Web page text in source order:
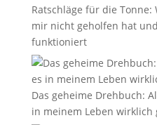
Ratschläge für die
mir nicht geholfen hat
funktioniert
Das geheime Drehbuch:
in meinem Leben wirklich